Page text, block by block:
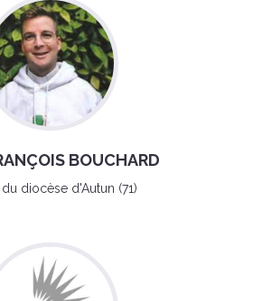
BOUCHARD
du diocèse d'Autun (71)